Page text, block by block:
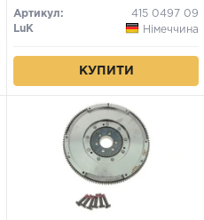
SEAT ALTEA, ALTEA XL,
IBIZA IV 1.2/1.4/1.6 05.03-
Артикул:
415 0497 09
LuK
Німеччина
КУПИТИ